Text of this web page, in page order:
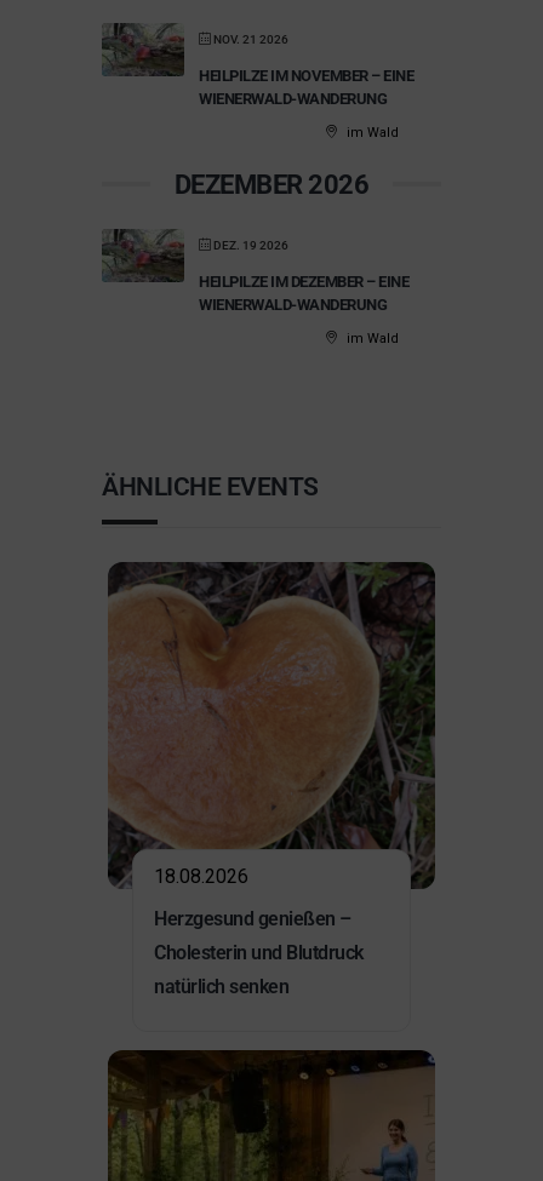
NOV. 21 2026
HEILPILZE IM NOVEMBER – EINE
WIENERWALD-WANDERUNG
im Wald
DEZEMBER 2026
DEZ. 19 2026
HEILPILZE IM DEZEMBER – EINE
WIENERWALD-WANDERUNG
im Wald
ÄHNLICHE EVENTS
18.08.2026
Herzgesund genießen –
Cholesterin und Blutdruck
natürlich senken